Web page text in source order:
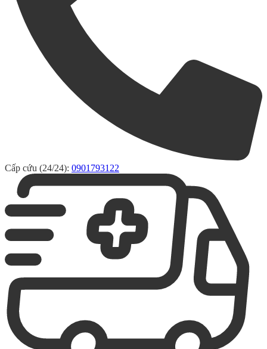
Cấp cứu (24/24): 0901793122